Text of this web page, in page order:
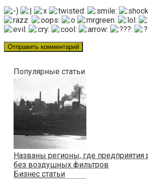
Популярные статьи
Названы регионы, где предприятия
без воздушных фильтров
Бизнес статьи